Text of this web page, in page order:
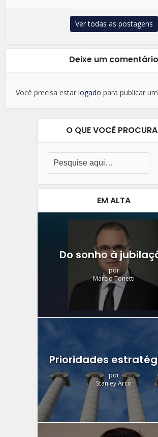
Ver todas as postagens
Deixe um comentário
Você precisa estarlogado para publicar
O QUE VOCÊ
EM ALTA
Do sonho à
por
Márcio Tonetti
Prioridades
por
Stanley Arco